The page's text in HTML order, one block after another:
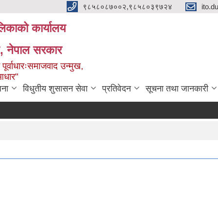
९८५८०८७००२,९८५८०३९७२४
कार्यालय
नेपाल सरकार
उन्मुख,
विधुतीय शुसासन सेवा प्रतिवेदन सूचना तथा जानकारी